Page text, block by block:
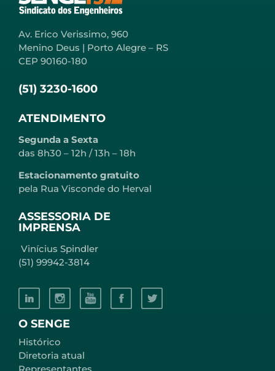
O SENGE
Histórico
Diretoria atual
Representantes
Av. Erico Verissimo, 960
Menino Deus | Porto Alegre – RS
CEP 90160-180
(51) 3230-1600
ATENDIMENTO
Segunda a Sexta
das 8h30 – 12h / 13h – 18h
Estacionamento gratuito
pela Rua Visconde do Herval
ASSESSORIA DE
IMPRENSA
Vinícius Spindler
(51) 99942-3814